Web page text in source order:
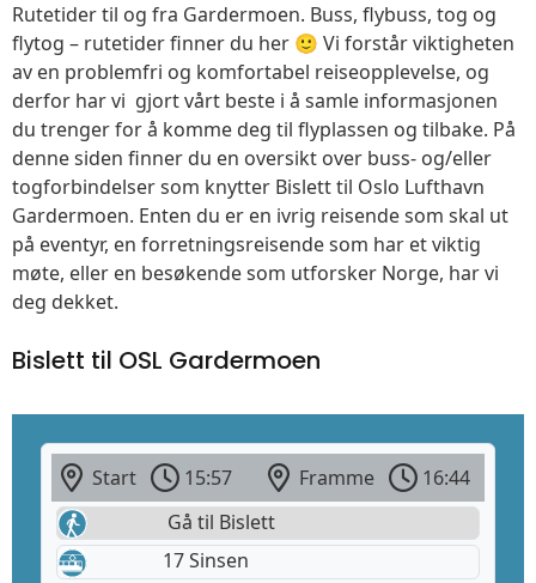
Rutetider til og fra Gardermoen. Buss, flybuss, tog og
flytog – rutetider finner du her 🙂 Vi forstår viktigheten
av en problemfri og komfortabel reiseopplevelse, og
derfor har vi gjort vårt beste i å samle informasjonen
du trenger for å komme deg til flyplassen og tilbake. På
denne siden finner du en oversikt over buss- og/eller
togforbindelser som knytter Bislett til Oslo Lufthavn
Gardermoen. Enten du er en ivrig reisende som skal ut
på eventyr, en forretningsreisende som har et viktig
møte, eller en besøkende som utforsker Norge, har vi
deg dekket.
Bislett til OSL Gardermoen
Start 15:57 Framme
16:44
Gå til Bislett
17 Sinsen